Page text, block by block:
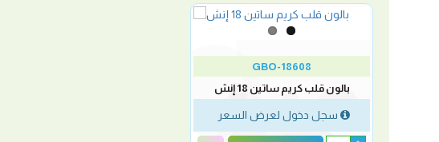
GBO-18608
بالون قلب كريم ساتين 18 إنش
سجل دخول لعرض السعر